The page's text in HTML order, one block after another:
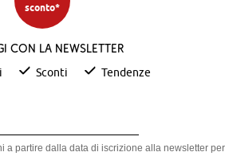
sconto*
con la newsletter
Sconti Tendenze
a partire dalla data di iscrizione alla newsletter per